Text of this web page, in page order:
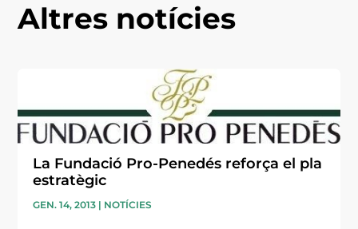
Altres notícies
La Fundació Pro-Penedés reforça el pla
estratègic
GEN. 14, 2013 | NOTÍCIES